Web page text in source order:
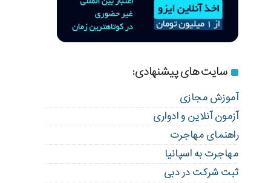
سایت های پیشنهادی:
آموزش مجازی
آزمون آنلاین و ادواری
راهنمای مهاجرت
مهاجرت به اسپانیا
ثبت شرکت در دبی